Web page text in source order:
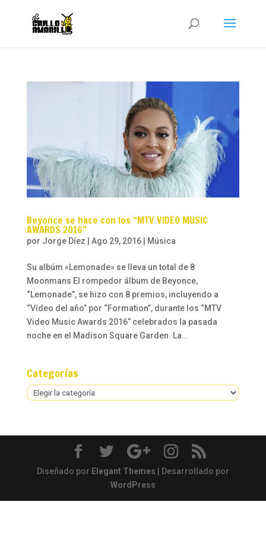
Beyonce se hace con los “MTV VIDEO MUSIC
AWARDS 2016”
por Jorge Díez Ago 29, 2016| Música
Su albúm «Lemonade» se lleva un total de 8
Moonmans El rompedor álbum de Beyonce,
“Lemonade”, se hizo con 8 premios, incluyendo a
“Vídeo del año” por “Formation”, durante los “MTV
Video Music Awards 2016” celebrados la pasada
noche en el Madison Square Garden. La...
Categorías
Categorías
Diseñado por Elegant Themes | Desarrollado por
WordPress